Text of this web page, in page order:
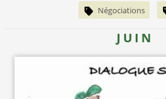
Négociations
JUIN